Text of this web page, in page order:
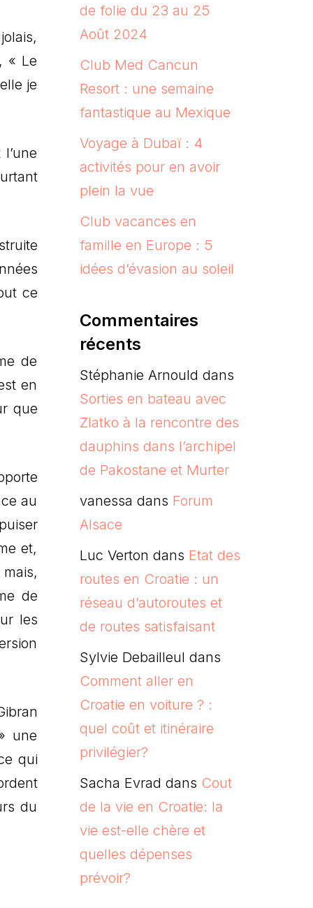
« Le
je
ce
de
en
que
au
et,
de
les
une
qui
du
de folie du 23 au 25
Août 2024
Club Med Cancun
Resort : une semaine
fantastique au Mexique
Voyage à Dubaï : 4
activités pour en avoir
plein la vue
Club vacances en
famille en Europe : 5
idées d’évasion au soleil
Commentaires
récents
Stéphanie Arnould dans
Sorties en bateau avec
Zlatko à la rencontre des
dauphins dans l’archipel
de Pakostane et Murter
vanessa dans Forum
Alsace
Luc Verton dans Etat des
routes en Croatie : un
réseau d’autoroutes et
de routes satisfaisant
Sylvie Debailleul dans
Comment aller en
Croatie en voiture ? :
quel coût et itinéraire
privilégier?
Sacha Evrad dans Cout
de la vie en Croatie: la
vie est-elle chère et
quelles dépenses
prévoir?